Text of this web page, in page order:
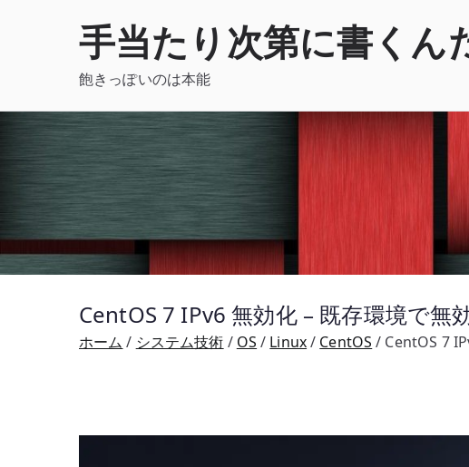
手当たり次第に書くん
飽きっぽいのは本能
CentOS 7 IPv6 無効化 – 既存環境で無
ホーム システム技術 OS Linux CentOS CentOS 7